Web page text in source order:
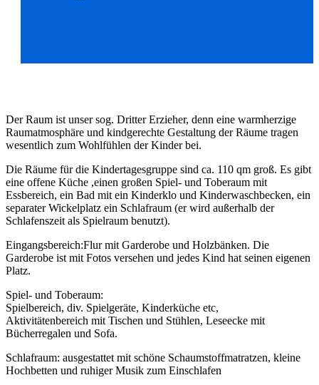
Der Raum ist unser sog. Dritter Erzieher, denn eine warmherzige
Raumatmosphäre und kindgerechte Gestaltung der Räume tragen
wesentlich zum Wohlfühlen der Kinder bei.
Die Räume für die Kindertagesgruppe sind ca. 110 qm groß. Es gibt
eine offene Küche ,einen großen Spiel- und Toberaum mit
Essbereich, ein Bad mit ein Kinderklo und Kinderwaschbecken, ein
separater Wickelplatz ein Schlafraum (er wird außerhalb der
Schlafenszeit als Spielraum benutzt).
Eingangsbereich:Flur mit Garderobe und Holzbänken. Die
Garderobe ist mit Fotos versehen und jedes Kind hat seinen eigenen
Platz.
Spiel- und Toberaum:
Spielbereich, div. Spielgeräte, Kinderküche etc,
Aktivitätenbereich mit Tischen und Stühlen, Leseecke mit
Bücherregalen und Sofa.
Schlafraum: ausgestattet mit schöne Schaumstoffmatratzen, kleine
Hochbetten und ruhiger Musik zum Einschlafen